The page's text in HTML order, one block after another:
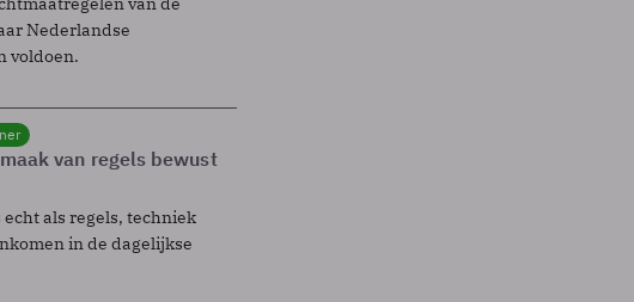
Nederlandse
voldoen.
van regels bewust
als regels, techniek
in de dagelijkse